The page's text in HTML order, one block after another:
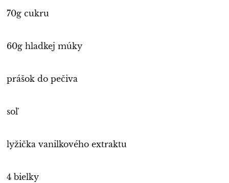
70g cukru
60g hladkej múky
prášok do pečiva
soľ
lyžička vanilkového extraktu
4 bielky